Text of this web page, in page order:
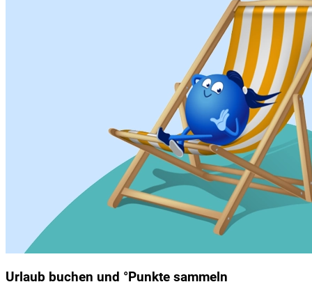
Urlaub buchen und °Punkte sammeln